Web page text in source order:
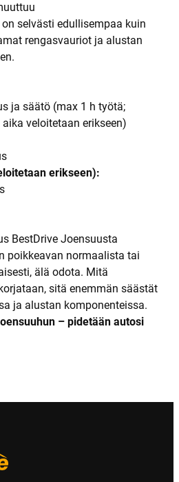
selvästi edullisempaa kuin
rengasvauriot ja alustan
ja säätö (max 1 h työtä;
veloitetaan erikseen)
erikseen):
BestDrive Joensuusta
poikkeavan normaalista tai
älä odota. Mitä
sitä enemmän säästät
ja alustan komponenteissa.
– pidetään autosi